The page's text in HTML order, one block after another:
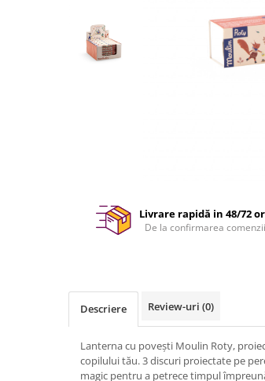
Livrare rapidă in 48/72
De la confirmarea comenzii
Descriere Review-uri (0)
Lanterna cu povești Moulin Roty,
copilului tău. 3 discuri proiectate pe
magic pentru a petrece timpul